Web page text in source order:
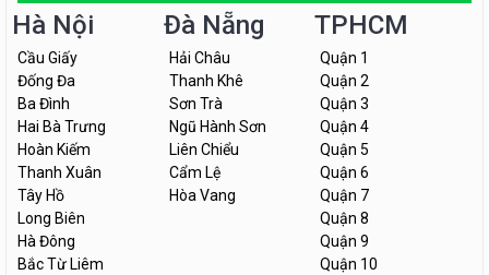
Hà Nội
Cầu Giấy
Đống Đa
Ba Đình
Hai Bà Trưng
Hoàn Kiếm
Thanh Xuân
Tây Hồ
Long Biên
Hà Đông
Bắc Từ Liêm
Đà Nẵng
Hải Châu
Thanh Khê
Sơn Trà
Ngũ Hành Sơn
Liên Chiểu
Cẩm Lệ
Hòa Vang
TPHCM
Quận 1
Quận 2
Quận 3
Quận 4
Quận 5
Quận 6
Quận 7
Quận 8
Quận 9
Quận 10